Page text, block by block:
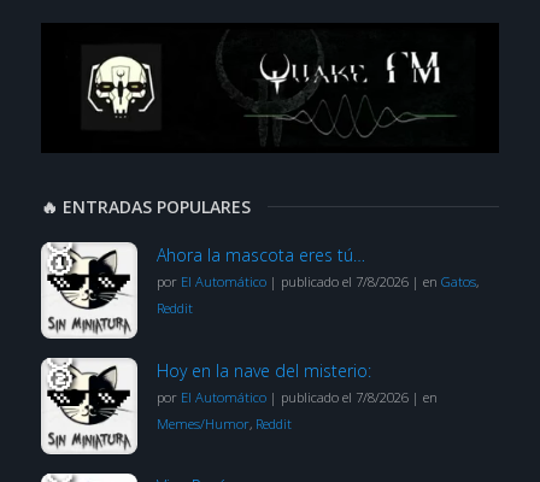
🔥 ENTRADAS POPULARES
Ahora la mascota eres tú…
por El Automático| publicado el 7/8/2026| en Gatos,
Reddit
Hoy en la nave del misterio:
por El Automático| publicado el 7/8/2026| en
Memes/Humor, Reddit